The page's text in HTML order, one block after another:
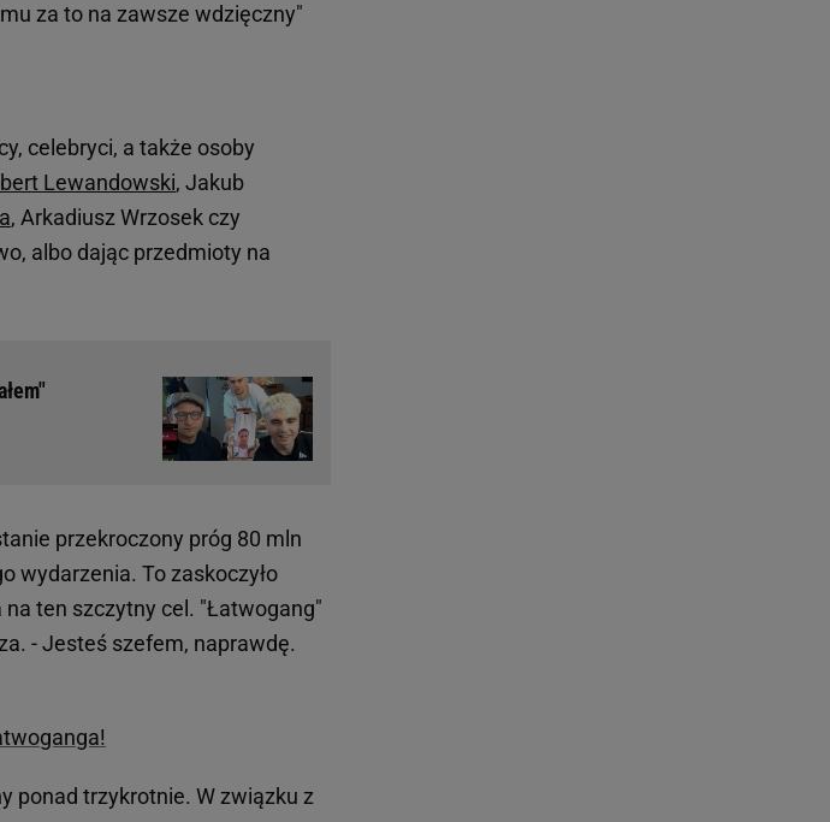
za to na zawsze wdzięczny"
celebryci, a także osoby
Lewandowski, Jakub
, Arkadiusz Wrzosek czy
albo dając przedmioty na
przekroczony próg 80 mln
wydarzenia. To zaskoczyło
na ten szczytny cel. "Łatwogang"
- Jesteś szefem, naprawdę.
ponad trzykrotnie. W związku z